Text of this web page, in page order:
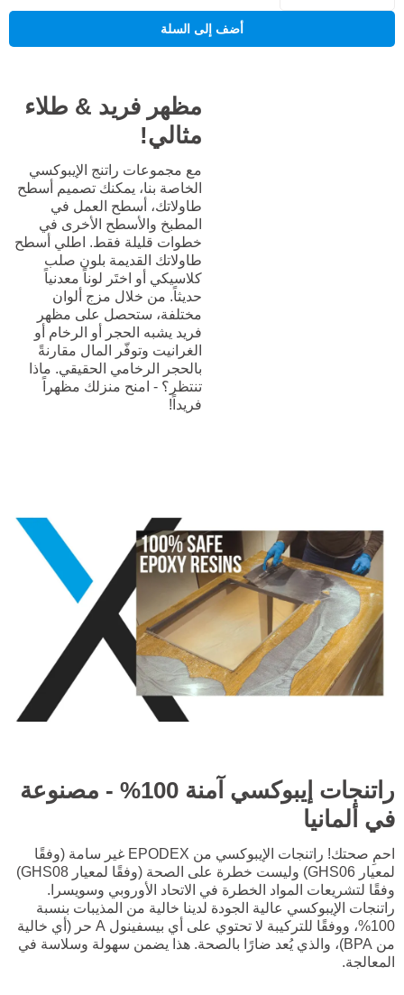
أضف إلى السلة
مظهر فريد & طلاء
مثالي!
مع مجموعات راتنج الإيبوكسي
الخاصة بنا، يمكنك تصميم أسطح
طاولاتك، أسطح العمل في
المطبخ والأسطح الأخرى في
خطوات قليلة فقط. اطلي أسطح
طاولاتك القديمة بلون صلب
كلاسيكي أو اختَر لوناً معدنياً
حديثاً. من خلال مزج ألوان
مختلفة، ستحصل على مظهر
فريد يشبه الحجر أو الرخام أو
الغرانيت وتوفّر المال مقارنةً
بالحجر الرخامي الحقيقي. ماذا
تنتظر؟ - امنح منزلك مظهراً
فريداً!
راتنجات إيبوكسي آمنة 100% - مصنوعة
في ألمانيا
احمِ صحتك! راتنجات الإيبوكسي من EPODEX غير سامة (وفقًا
لمعيار GHS06) وليست خطرة على الصحة (وفقًا لمعيار GHS08)
وفقًا لتشريعات المواد الخطرة في الاتحاد الأوروبي وسويسرا.
راتنجات الإيبوكسي عالية الجودة لدينا خالية من المذيبات بنسبة
100%، ووفقًا للتركيبة لا تحتوي على أي بيسفينول A حر (أي خالية
من BPA)، والذي يُعد ضارًا بالصحة. هذا يضمن سهولة وسلاسة في
المعالجة.